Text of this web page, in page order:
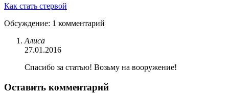
Как стать стервой
Обсуждение: 1 комментарий
Алиса
27.01.2016
Спасибо за статью! Возьму на вооружение!
Оставить комментарий